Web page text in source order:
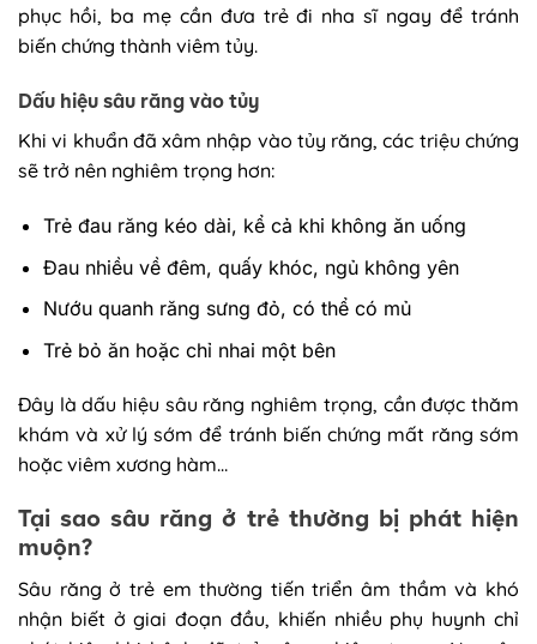
phục hồi, ba mẹ cần đưa trẻ đi nha sĩ ngay để tránh
biến chứng thành viêm tủy.
Dấu hiệu sâu răng vào tủy
Khi vi khuẩn đã xâm nhập vào tủy răng, các triệu chứng
sẽ trở nên nghiêm trọng hơn:
Trẻ đau răng kéo dài, kể cả khi không ăn uống
Đau nhiều về đêm, quấy khóc, ngủ không yên
Nướu quanh răng sưng đỏ, có thể có mủ
Trẻ bỏ ăn hoặc chỉ nhai một bên
Đây là dấu hiệu sâu răng nghiêm trọng, cần được thăm
khám và xử lý sớm để tránh biến chứng mất răng sớm
hoặc viêm xương hàm…
Tại sao sâu răng ở trẻ thường bị phát hiện
muộn?
Sâu răng ở trẻ em thường tiến triển âm thầm và khó
nhận biết ở giai đoạn đầu, khiến nhiều phụ huynh chỉ